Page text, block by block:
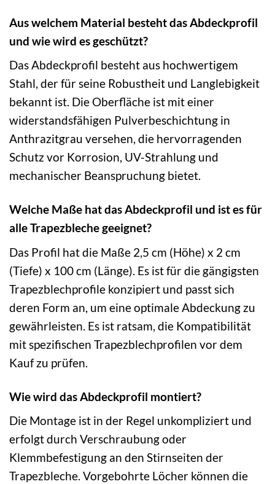
Aus welchem Material besteht das Abdeckprofil
und wie wird es geschützt?
Das Abdeckprofil besteht aus hochwertigem
Stahl, der für seine Robustheit und Langlebigkeit
bekannt ist. Die Oberfläche ist mit einer
widerstandsfähigen Pulverbeschichtung in
Anthrazitgrau versehen, die hervorragenden
Schutz vor Korrosion, UV-Strahlung und
mechanischer Beanspruchung bietet.
Welche Maße hat das Abdeckprofil und ist es für
alle Trapezbleche geeignet?
Das Profil hat die Maße 2,5 cm (Höhe) x 2 cm
(Tiefe) x 100 cm (Länge). Es ist für die gängigsten
Trapezblechprofile konzipiert und passt sich
deren Form an, um eine optimale Abdeckung zu
gewährleisten. Es ist ratsam, die Kompatibilität
mit spezifischen Trapezblechprofilen vor dem
Kauf zu prüfen.
Wie wird das Abdeckprofil montiert?
Die Montage ist in der Regel unkompliziert und
erfolgt durch Verschraubung oder
Klemmbefestigung an den Stirnseiten der
Trapezbleche. Vorgebohrte Löcher können die